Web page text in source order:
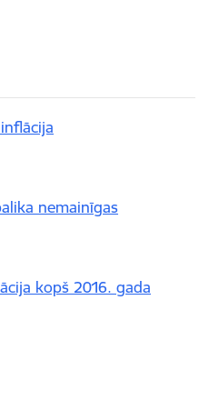
nemainīgas
kopš 2016. gada